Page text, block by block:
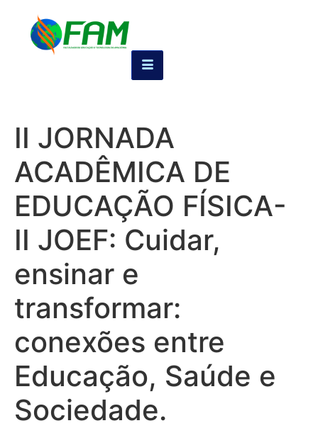
II JORNADA
ACADÊMICA DE
EDUCAÇÃO FÍSICA-
II JOEF: Cuidar,
ensinar e
transformar:
conexões entre
Educação, Saúde e
Sociedade.